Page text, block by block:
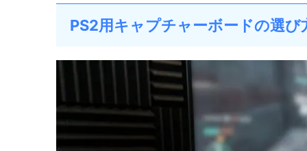
PS2用キャプチャーボードの選び